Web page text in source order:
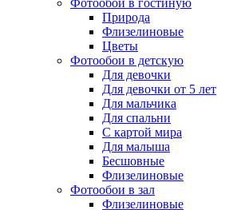
Фотообои в гостиную
Природа
Флизелиновые
Цветы
Фотообои в детскую
Для девочки
Для девочки от 5 лет
Для мальчика
Для спальни
С картой мира
Для малыша
Бесшовные
Флизелиновые
Фотообои в зал
Флизелиновые